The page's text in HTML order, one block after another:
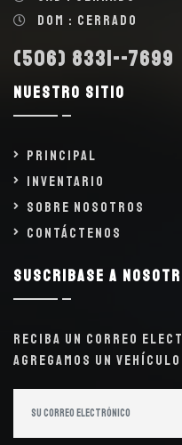
Dom : Cerrado
(506) 8331--7699
Nuestro sitio
Principal
Inventario
Sobre Nosotros
Contáctenos
Suscribase a
Reciba un correo
agregamos un